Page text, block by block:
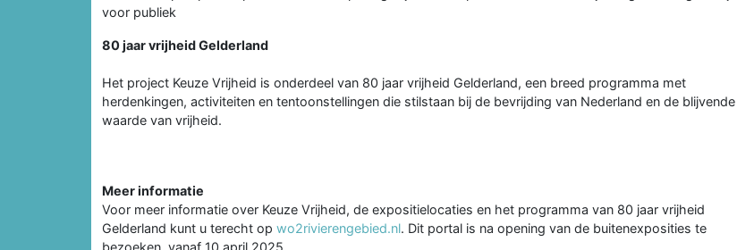
voor publiek
80 jaar vrijheid Gelderland
Het project Keuze Vrijheid is onderdeel van 80 jaar vrijheid Gelderland, een breed programma met
herdenkingen, activiteiten en tentoonstellingen die stilstaan bij de bevrijding van Nederland en de blijvende
waarde van vrijheid.
Meer informatie
Voor meer informatie over Keuze Vrijheid, de expositielocaties en het programma van 80 jaar vrijheid
Gelderland kunt u terecht op wo2rivierengebied.nl. Dit portal is na opening van de buitenexposities te
bezoeken, vanaf 10 april 2025.